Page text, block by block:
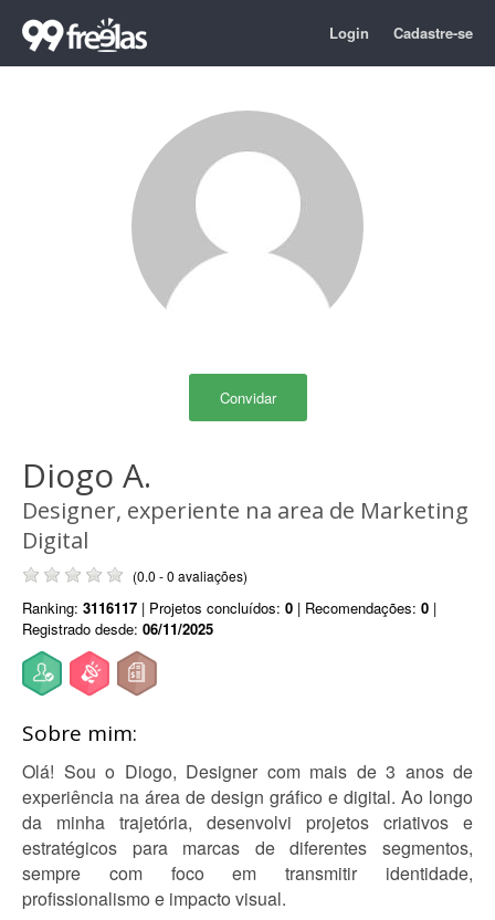
Login Cadastre-se
Convidar
Diogo A.
Designer, experiente na area de Marketing
Digital
(0.0 - 0 avaliações)
Ranking: 3116117 | Projetos concluídos: 0 | Recomendações: 0 |
Registrado desde: 06/11/2025
Sobre mim:
Olá! Sou o Diogo, Designer com mais de 3 anos de
experiência na área de design gráfico e digital. Ao longo
da minha trajetória, desenvolvi projetos criativos e
estratégicos para marcas de diferentes segmentos,
sempre com foco em transmitir identidade,
profissionalismo e impacto visual.